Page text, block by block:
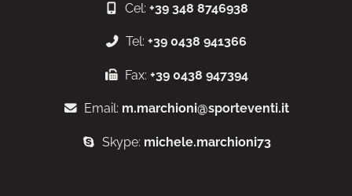
Cel: +39 348 8746938
Tel:+39 0438 941366
Fax: +39 0438 947394
Email: m.marchioni@sporteventi.it
Skype: michele.marchioni73